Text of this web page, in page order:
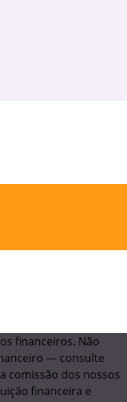
financeiros. Não
— consulte
comissão dos nossos
financeira e